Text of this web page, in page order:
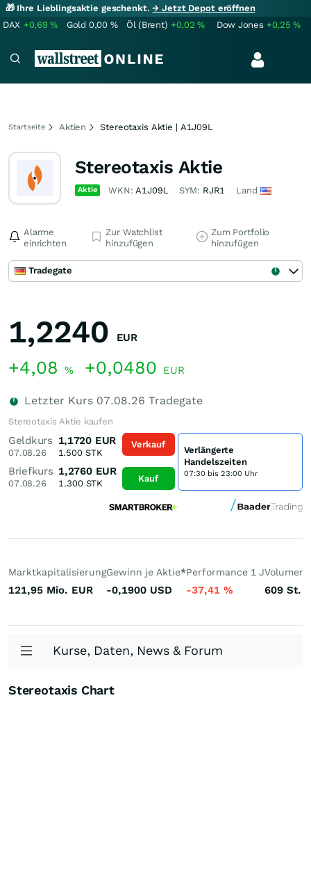
🎁 Ihre Lieblingsaktie geschenkt.→ Jetzt Depot eröffnen
DAX +0,69% Gold 0,00 % Öl (Brent) +0,02% Dow Jones +0,25%
Startseite Aktien Stereotaxis Aktie | A1J09L
Stereotaxis Aktie
Aktie WKN:A1J09L SYM: RJR1 Land
Alarme
einrichten
Zur Watchlist
hinzufügen
Zum Portfolio
hinzufügen
Tradegate
1,2240 EUR
+4,08 % +0,0480 EUR
Letzter Kurs 07.08.26 Tradegate
Stereotaxis Aktie kaufen
Geldkurs
07.08.26
1,1720 EUR
1.500STK
Briefkurs
07.08.26
1,2760 EUR
1.300STK
Verkauf
Kauf
Verlängerte
Handelszeiten
07:30 bis 23:00 Uhr
Marktkapitalisierung
121,95 Mio. EUR
Gewinn je Aktie*
-0,1900 USD
Performance 1 J
-37,41 %
Volumen
609 St.
Kurse, Daten, News & Forum
Stereotaxis Chart